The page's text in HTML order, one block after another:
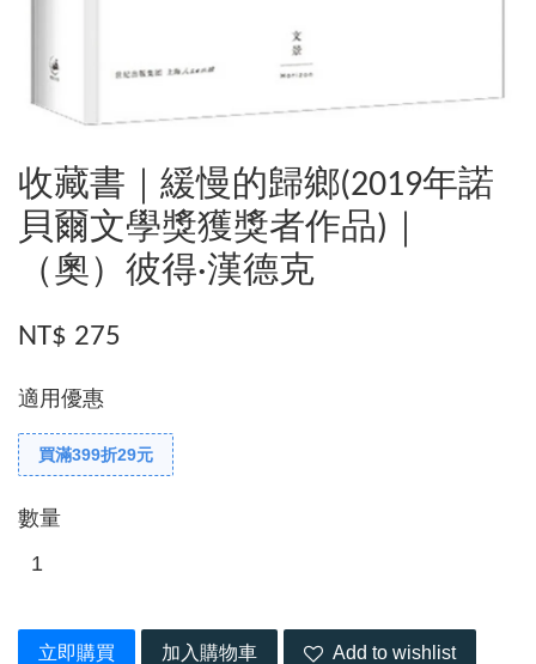
收藏書｜緩慢的歸鄉(2019年諾
貝爾文學獎獲獎者作品)｜
（奧）彼得·漢德克
NT$ 275
適用優惠
買滿399折29元
數量
立即購買 加入購物車 Add to wishlist